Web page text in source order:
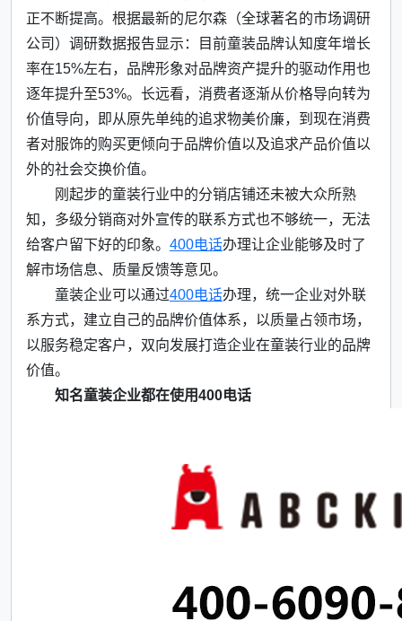
正不断提高。根据最新的尼尔森（全球著名的市场调研
公司）调研数据报告显示：目前童装品牌认知度年增长
率在15%左右，品牌形象对品牌资产提升的驱动作用也
逐年提升至53%。长远看，消费者逐渐从价格导向转为
价值导向，即从原先单纯的追求物美价廉，到现在消费
者对服饰的购买更倾向于品牌价值以及追求产品价值以
外的社会交换价值。
刚起步的童装行业中的分销店铺还未被大众所熟
知，多级分销商对外宣传的联系方式也不够统一，无法
给客户留下好的印象。 400电话办理让企业能够及时了
解市场信息、质量反馈等意见。
童装企业可以通过400电话办理，统一企业对外联
系方式，建立自己的品牌价值体系，以质量占领市场，
以服务稳定客户，双向发展打造企业在童装行业的品牌
价值。
知名童装企业都在使用400电话